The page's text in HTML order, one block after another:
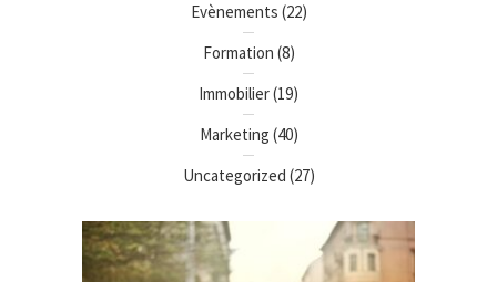
Evènements (22)
Formation (8)
Immobilier(19)
Marketing (40)
Uncategorized (27)